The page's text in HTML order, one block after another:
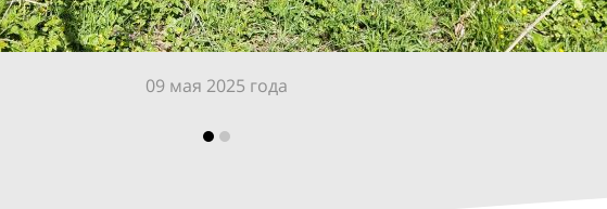
09 мая 2025 года